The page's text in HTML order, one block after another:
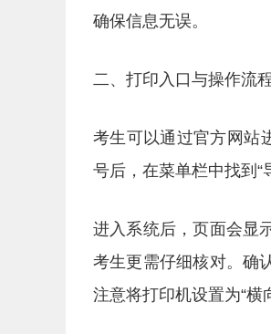
确保信息无误。
二、打印入口与操作流
考生可以通过官方网站
号后，在菜单栏中找到“
进入系统后，页面会显
考生更需仔细核对。确
注意将打印机设置为“横